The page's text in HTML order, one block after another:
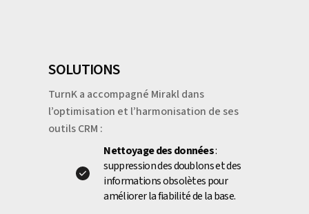
SOLUTIONS
TurnK a accompagné Mirakl dans
l’optimisation et l’harmonisation de ses
outils CRM :
Nettoyage des données:
suppression des doublons et des
informations obsolètes pour
améliorer la fiabilité de la base.